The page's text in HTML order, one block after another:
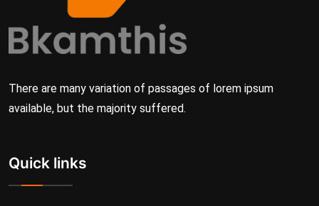
There are many variation of passages of lorem ipsum
available, but the majority suffered.
Quick links